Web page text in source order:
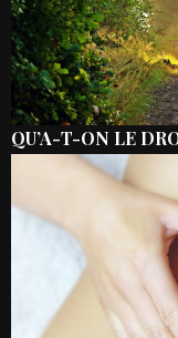
QU’A-T-ON LE